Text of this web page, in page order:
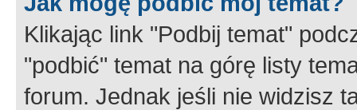
Klikając link "Podbij temat"
"podbić" temat na górę listy
forum. Jednak jeśli nie widzisz